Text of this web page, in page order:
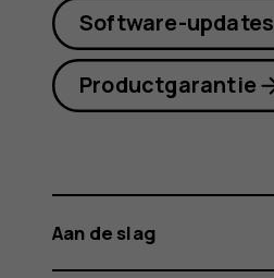
Software-updates
Productgarantie
Aan de slag